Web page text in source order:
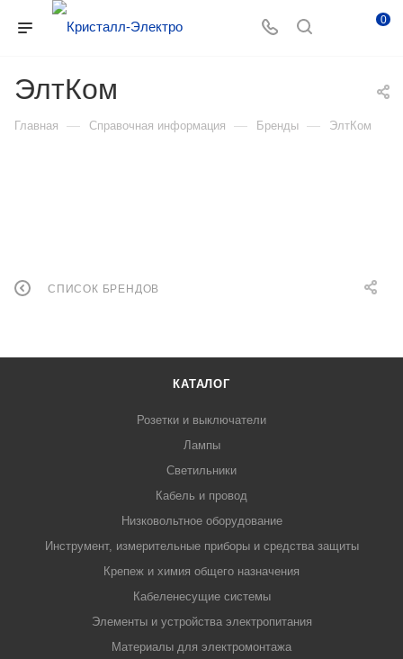
0
ЭлтКом
Главная — Справочная информация — Бренды — ЭлтКом
СПИСОК БРЕНДОВ
КАТАЛОГ
Розетки и выключатели
Лампы
Светильники
Кабель и провод
Низковольтное оборудование
Инструмент, измерительные приборы и средства защиты
Крепеж и химия общего назначения
Кабеленесущие системы
Элементы и устройства электропитания
Материалы для электромонтажа